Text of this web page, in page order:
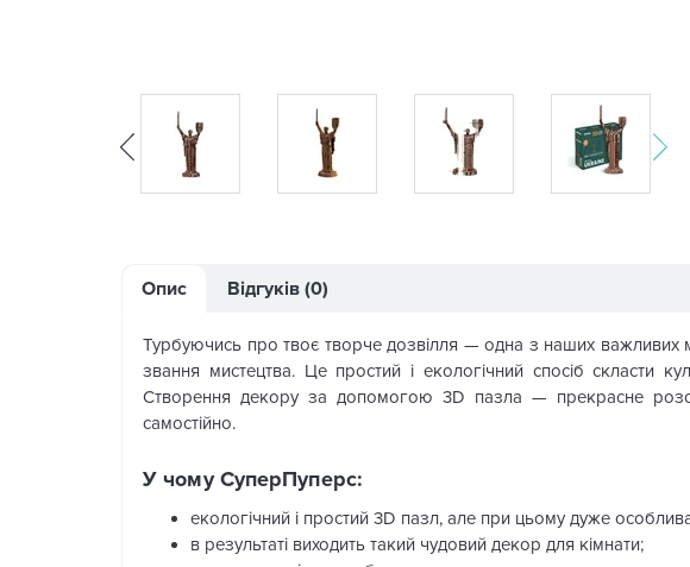
Опис Відгуків (0)
Турбуючись про твоє творче дозвілля — одна з наших важливих
звання мистецтва. Це простий і екологічний спосіб скласти
Створення декору за допомогою 3D пазла — прекрасне
самостійно.
У чому СуперПуперс:
екологічний і простий 3D пазл, але при цьому дуже
в результаті виходить такий чудовий декор для кімнати;